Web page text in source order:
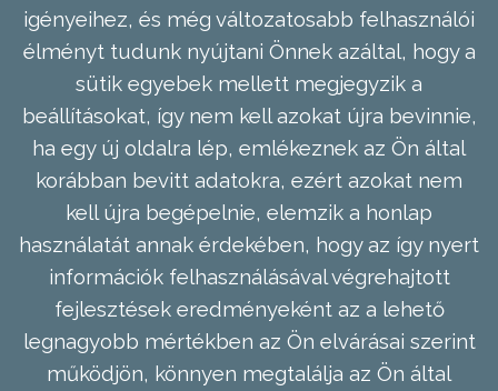
igényeihez, és még változatosabb felhasználói
élményt tudunk nyújtani Önnek azáltal, hogy a
sütik egyebek mellett megjegyzik a
beállításokat, így nem kell azokat újra bevinnie,
ha egy új oldalra lép, emlékeznek az Ön által
korábban bevitt adatokra, ezért azokat nem
kell újra begépelnie, elemzik a honlap
használatát annak érdekében, hogy az így nyert
információk felhasználásával végrehajtott
fejlesztések eredményeként az a lehető
legnagyobb mértékben az Ön elvárásai szerint
működjön, könnyen megtalálja az Ön által